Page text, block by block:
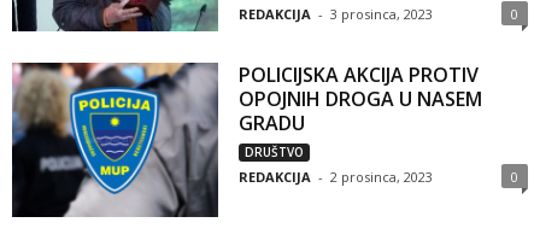
REDAKCIJA - 3 prosinca, 2023 0
POLICIJSKA AKCIJA PROTIV
OPOJNIH DROGA U NASEM
GRADU
DRUŠTVO
REDAKCIJA - 2 prosinca, 2023 0